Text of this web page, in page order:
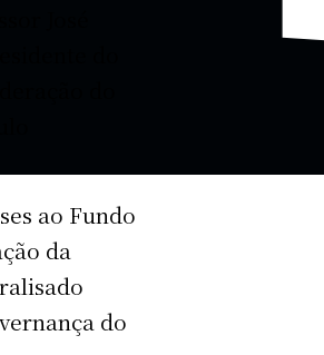
José
do
ao Fundo
da
do